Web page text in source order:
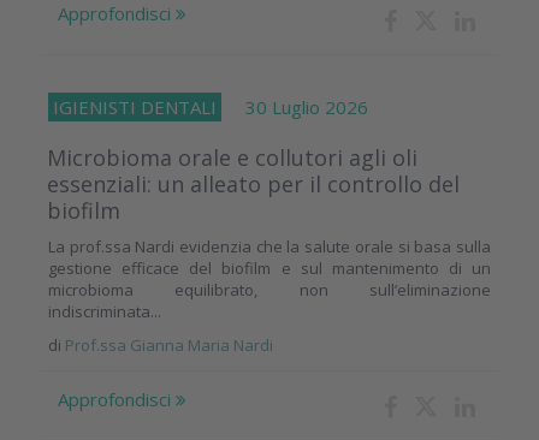
Approfondisci
IGIENISTI DENTALI 30 Luglio 2026
Microbioma orale e collutori agli oli
essenziali: un alleato per il controllo del
biofilm
La prof.ssa Nardi evidenzia che la salute orale si basa sulla
gestione efficace del biofilm e sul mantenimento di un
microbioma equilibrato, non sull’eliminazione
indiscriminata...
di Prof.ssa Gianna Maria Nardi
Approfondisci